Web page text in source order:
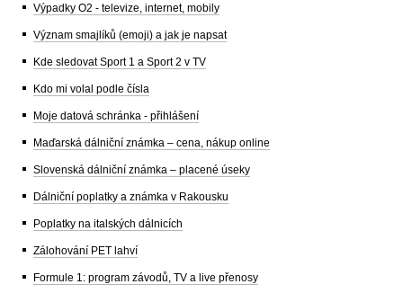
Výpadky O2 - televize, internet, mobily
Význam smajlíků (emoji) a jak je napsat
Kde sledovat Sport 1 a Sport 2 v TV
Kdo mi volal podle čísla
Moje datová schránka - přihlášení
Maďarská dálniční známka – cena, nákup online
Slovenská dálniční známka – placené úseky
Dálniční poplatky a známka v Rakousku
Poplatky na italských dálnicích
Zálohování PET lahví
Formule 1: program závodů, TV a live přenosy